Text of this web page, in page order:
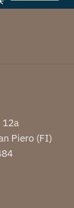
12a
Piero (FI)